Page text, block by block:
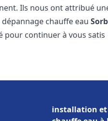
Ils nous ont attribué
chauffe eau
pour continuer à vous satis
installation et